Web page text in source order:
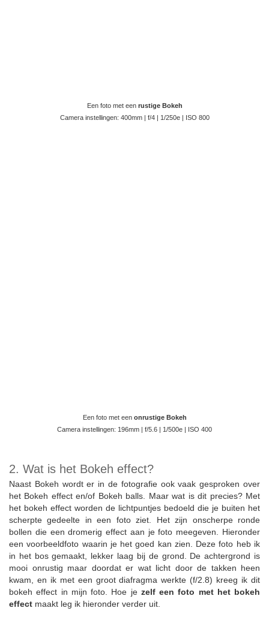
Een foto met een rustige Bokeh
Camera instellingen: 400mm | f/4 | 1/250e | ISO 800
Een foto met een onrustige Bokeh
Camera instellingen: 196mm | f/5.6 | 1/500e | ISO 400
2. Wat is het Bokeh effect?
Naast Bokeh wordt er in de fotografie ook vaak gesproken over
het Bokeh effect en/of Bokeh balls. Maar wat is dit precies? Met
het bokeh effect worden de lichtpuntjes bedoeld die je buiten het
scherpte gedeelte in een foto ziet. Het zijn onscherpe ronde
bollen die een dromerig effect aan je foto meegeven. Hieronder
een voorbeeldfoto waarin je het goed kan zien. Deze foto heb ik
in het bos gemaakt, lekker laag bij de grond. De achtergrond is
mooi onrustig maar doordat er wat licht door de takken heen
kwam, en ik met een groot diafragma werkte (f/2.8) kreeg ik dit
bokeh effect in mijn foto. Hoe je zelf een foto met het bokeh
effect maakt leg ik hieronder verder uit.